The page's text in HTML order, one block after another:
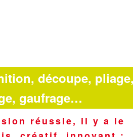
découpe,
gaufrage…
réussie, il y a le